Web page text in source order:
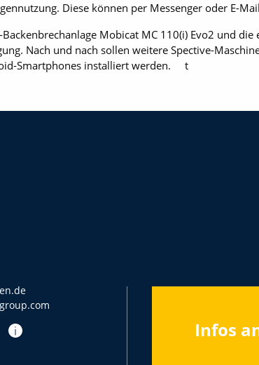
Diese können per Messenger oder E-
Mobicat MC 110(i) Evo2 und die
Nach und nach sollen weitere Spective-
Smartphones installiert werden. t
Infos